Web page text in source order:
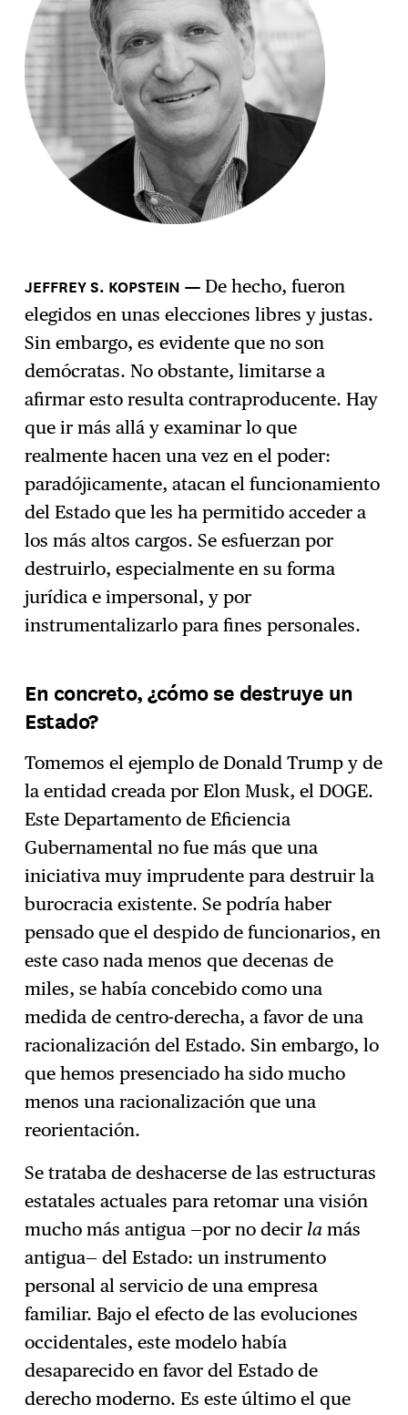
JEFFREY S. KOPSTEIN
De hecho, fueron
elegidos en unas elecciones libres y justas.
Sin embargo, es evidente que no son
demócratas. No obstante, limitarse a
afirmar esto resulta contraproducente. Hay
que ir más allá y examinar lo que
realmente hacen una vez en el poder:
paradójicamente, atacan el funcionamiento
del Estado que les ha permitido acceder a
los más altos cargos. Se esfuerzan por
destruirlo, especialmente en su forma
jurídica e impersonal, y por
instrumentalizarlo para fines personales.
En concreto, ¿cómo se destruye un
Estado?
Tomemos el ejemplo de Donald Trump y de
la entidad creada por Elon Musk, el DOGE.
Este Departamento de Eficiencia
Gubernamental no fue más que una
iniciativa muy imprudente para destruir la
burocracia existente. Se podría haber
pensado que el despido de funcionarios, en
este caso nada menos que decenas de
miles, se había concebido como una
medida de centro-derecha, a favor de una
racionalización del Estado. Sin embargo, lo
que hemos presenciado ha sido mucho
menos una racionalización que una
reorientación.
Se trataba de deshacerse de las estructuras
estatales actuales para retomar una visión
mucho más antigua —por no decir la más
antigua— del Estado: un instrumento
personal al servicio de una empresa
familiar. Bajo el efecto de las evoluciones
occidentales, este modelo había
desaparecido en favor del Estado de
derecho moderno. Es este último el que